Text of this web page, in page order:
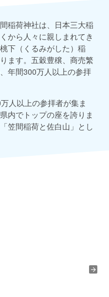
稲荷神社は、日本三大稲
から人々に親しまれてき
下（くるみがした）稲
ます。五穀豊穣、商売繁
年間300万人以上の参拝
人以上の参拝者が集ま
内でトップの座を誇りま
笠間稲荷と佐白山」とし